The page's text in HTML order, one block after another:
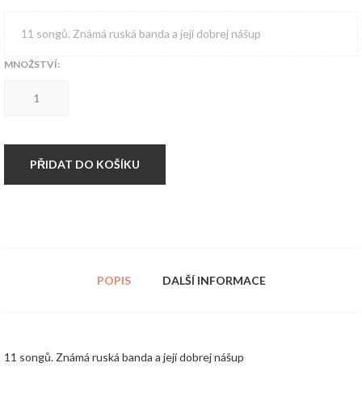
11 songů. Známá ruská banda a její dobrej nášup
MNOŽSTVÍ:
Boomtown
množstvíPŘIDAT DO KOŠÍKU
POPIS DALŠÍ INFORMACE
11 songů. Známá ruská banda a její dobrej nášup